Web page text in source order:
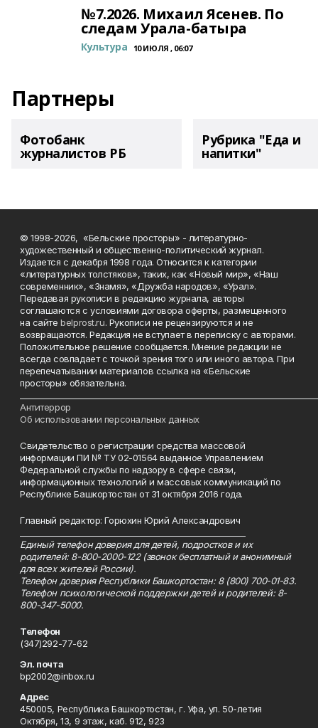
№7.2026. Михаил Ясенев. По
следам Урала-батыра
Культура 10 ИЮЛЯ , 06:07
Партнеры
Фотобанк
журналистов РБ
Рубрика "Еда и
напитки"
© 1998-2026, «Бельские просторы» - литературно-
художественный и общественно-политический журнал.
Издается с декабря 1998 года. Относится к категории
«литературных толстяков», таких, как «Новый мир», «Наш
современник», «Знамя», «Дружба народов», «Урал».
Передавая рукописи в редакцию журнала, авторы
соглашаются с условиями договора оферты, размещенного
на сайтеbelprost.ru. Рукописи не рецензируются и не
возвращаются. Редакция не вступает в переписку с авторами.
Положительное решение сообщается. Мнение редакции не
всегда совпадает с точкой зрения того или иного автора. При
перепечатывании материалов ссылка на «Бельские
просторы» обязательна.
Антитеррор
Об использовании персональных данных
Свидетельство о регистрации средства массовой
информации ПИ № ТУ 02-01564 выданное Управлением
Федеральной службы по надзору в сфере связи,
информационных технологий и массовых коммуникаций по
Республике Башкортостан от 31 октября 2016 года.
Главный редактор: Горюхин Юрий Александрович
Единый телефон доверия для детей, подростков и их
родителей: 8-800-2000-122 (звонок бесплатный и анонимный
для всех жителей России).
Телефон доверия Республики Башкортостан: 8 (800) 700-01-83.
Телефон психологической поддержки детей и родителей: 8-
800-347-5000.
Телефон
(347)292-77-62
Эл. почта
bp2002@inbox.ru
Адрес
450005, Республика Башкортостан, г. Уфа, ул. 50-летия
Октября, 13, 9 этаж, каб. 912, 923